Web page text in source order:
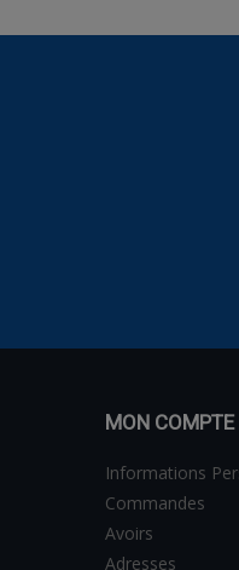
MON COMPTE
Informations
Commandes
Avoirs
Adresses